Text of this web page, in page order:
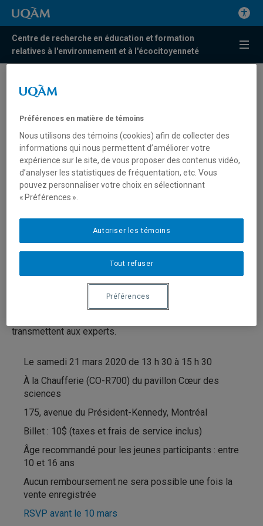
Centre de recherche en éducation et formation
relatives à l'environnement et à l'écocitoyenneté
Tom Berryman, chercheur
prendra part à l’événement
«Parlons changements
climatiques avec la relève»
Tom Berryman, chercheur membre du Centr’ERE,
Conseil de diplômés de la Faculté des sciences portant
sur les bouleversements climatiques auxquels nous
faisons face chaque jour. Ces ateliers permettront aux
jeunes participants de mieux comprendre les
phénomènes météorologiques et hydrogéologiques.
Vous pouvez dès maintenant préparer vos questions et
transmettent aux experts.
Le samedi 21 mars 2020 de 13 h 30 à 15 h 30
À la Chaufferie (CO-R700) du pavillon Cœur des
sciences
175, avenue du Président-Kennedy, Montréal
Billet : 10$ (taxes et frais de service inclus)
Âge recommandé pour les jeunes participants : entre
10 et 16 ans
Aucun remboursement ne sera possible une fois la
vente enregistrée
RSVP avant le 10 mars
Préférences en matière de témoins
Nous utilisons des témoins (cookies) afin de collecter des
informations qui nous permettent d’améliorer votre
expérience sur le site, de vous proposer des contenus vidéo,
d’analyser les statistiques de fréquentation, etc. Vous
pouvez personnaliser votre choix en sélectionnant
« Préférences ».
Tout refuser
Autoriser les témoins
Préférences